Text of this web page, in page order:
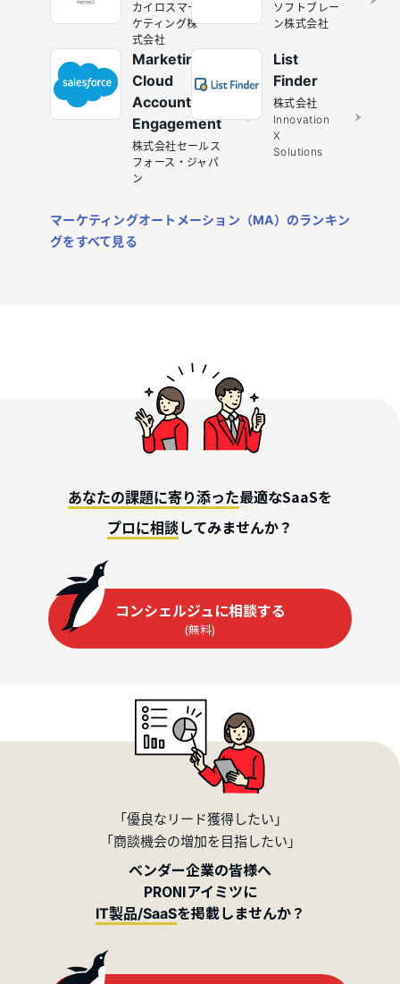
カイロスマー
ケティング株
式会社
ソフトブレー
ン株式会社
Marketing
Cloud
Account
Engagement
株式会社セールス
フォース・ジャパ
ン
List
Finder
株式会社
Innovation
X
Solutions
マーケティングオートメーション（MA）のランキン
グをすべて見る
あなたの課題に寄り添った最適なSaaSを
プロに相談してみませんか？
コンシェルジュに相談する
(無料)
「優良なリード獲得したい」
「商談機会の増加を目指したい」
ベンダー企業の皆様へ
PRONIアイミツに
IT製品/SaaSを掲載しませんか？